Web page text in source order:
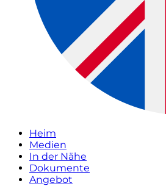
Heim
Medien
In der Nähe
Dokumente
Angebot